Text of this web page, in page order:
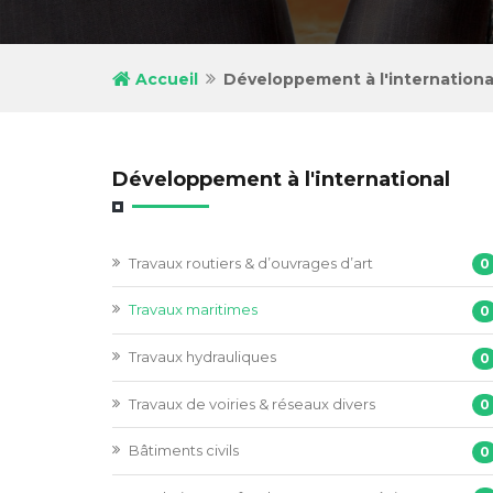
Accueil Développement à
Développement à l'international
Travaux routiers & d’ouvrages d’art 0
Travaux maritimes 0
Travaux hydrauliques 0
Travaux de voiries & réseaux divers 0
Bâtiments civils 0